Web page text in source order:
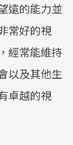
遠的能力並
常好的視
經常能維持
以及其他生
卓越的視